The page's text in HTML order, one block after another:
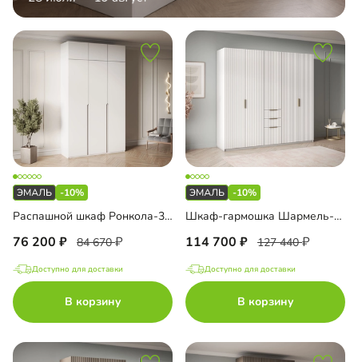
-10%
Распашной шкаф Ронкола-3 Эмаль с антресолью
76 200 84 670
Доступно для доставки
В корзину
-10%
Шкаф-гармошка Шармель-3.3 Лайф Эмаль
114 700 127 440
Доступно для доставки
В корзину